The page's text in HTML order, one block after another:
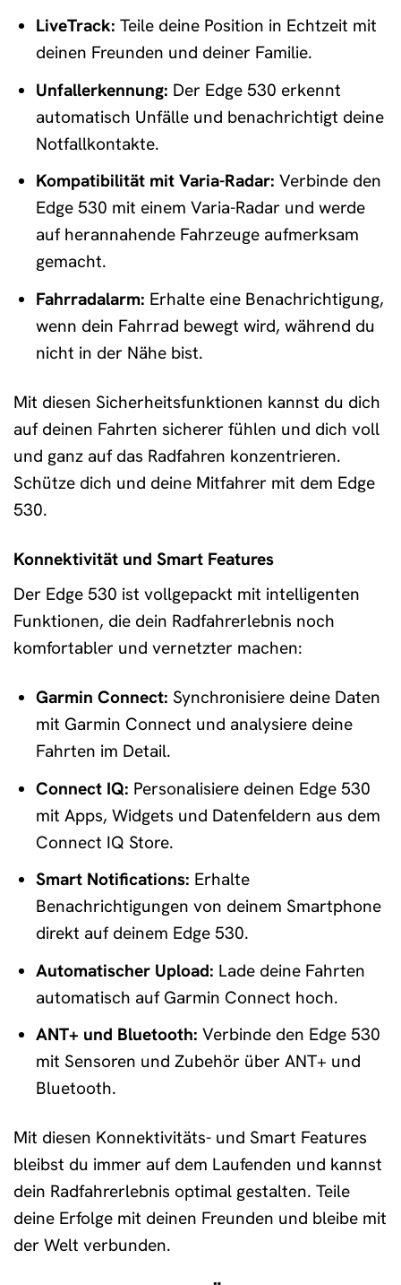
LiveTrack: Teile deine Position in Echtzeit mit
deinen Freunden und deiner Familie.
Unfallerkennung: Der Edge 530 erkennt
automatisch Unfälle und benachrichtigt deine
Notfallkontakte.
Kompatibilität mit Varia-Radar: Verbinde den
Edge 530 mit einem Varia-Radar und werde
auf herannahende Fahrzeuge aufmerksam
gemacht.
Fahrradalarm: Erhalte eine Benachrichtigung,
wenn dein Fahrrad bewegt wird, während du
nicht in der Nähe bist.
Mit diesen Sicherheitsfunktionen kannst du dich
auf deinen Fahrten sicherer fühlen und dich voll
und ganz auf das Radfahren konzentrieren.
Schütze dich und deine Mitfahrer mit dem Edge
530.
Konnektivität und Smart Features
Der Edge 530 ist vollgepackt mit intelligenten
Funktionen, die dein Radfahrerlebnis noch
komfortabler und vernetzter machen:
Garmin Connect: Synchronisiere deine Daten
mit Garmin Connect und analysiere deine
Fahrten im Detail.
Connect IQ: Personalisiere deinen Edge 530
mit Apps, Widgets und Datenfeldern aus dem
Connect IQ Store.
Smart Notifications: Erhalte
Benachrichtigungen von deinem Smartphone
direkt auf deinem Edge 530.
Automatischer Upload: Lade deine Fahrten
automatisch auf Garmin Connect hoch.
ANT+ und Bluetooth: Verbinde den Edge 530
mit Sensoren und Zubehör über ANT+ und
Bluetooth.
Mit diesen Konnektivitäts- und Smart Features
bleibst du immer auf dem Laufenden und kannst
dein Radfahrerlebnis optimal gestalten. Teile
deine Erfolge mit deinen Freunden und bleibe mit
der Welt verbunden.